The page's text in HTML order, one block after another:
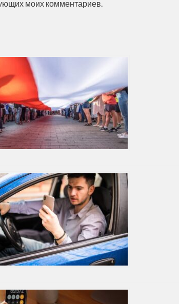
моих комментариев.